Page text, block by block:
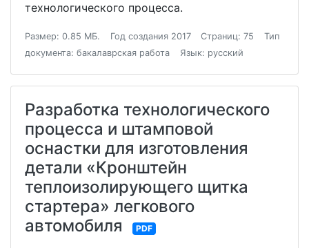
технологического процесса.
Размер: 0.85 МБ. Год создания 2017 Страниц: 75
Тип
документа: бакалаврская работа
Язык: русский
Разработка технологического
процесса и штамповой
оснастки для изготовления
детали «Кронштейн
теплоизолирующего щитка
стартера» легкового
автомобиля
PDF